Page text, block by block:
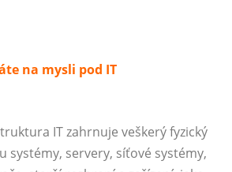
na mysli pod IT
IT zahrnuje veškerý fyzický
systémy, servery, síťové systémy,